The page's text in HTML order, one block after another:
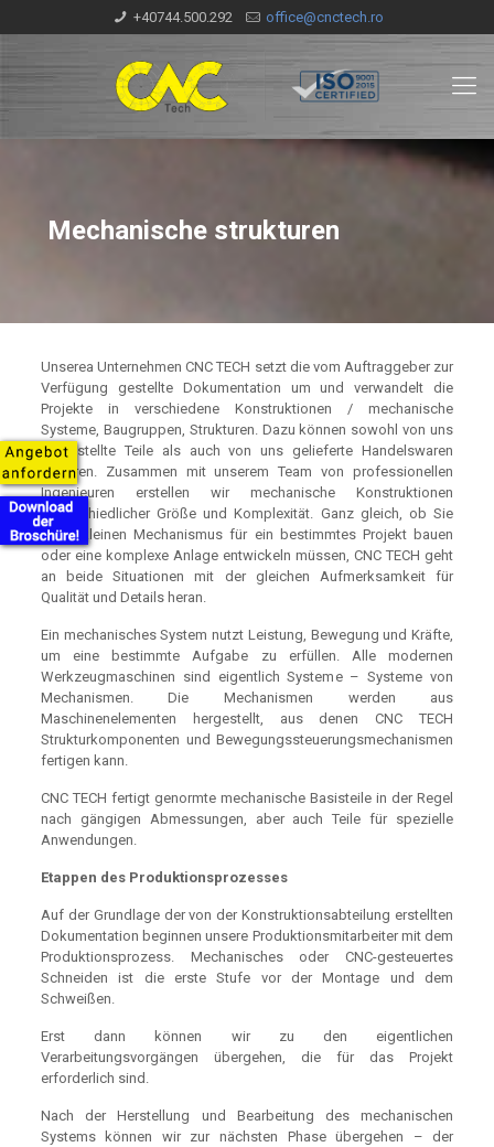
+40744.500.292 office@cnctech.ro
Mechanische strukturen
Unserea Unternehmen CNC TECH setzt die vom Auftraggeber zur
Verfügung gestellte Dokumentation um und verwandelt die
Projekte in verschiedene Konstruktionen / mechanische
Systeme, Baugruppen, Strukturen. Dazu können sowohl von uns
hergestellte Teile als auch von uns gelieferte Handelswaren
gehören. Zusammen mit unserem Team von professionellen
Ingenieuren erstellen wir mechanische Konstruktionen
unterschiedlicher Größe und Komplexität. Ganz gleich, ob Sie
einen kleinen Mechanismus für ein bestimmtes Projekt bauen
oder eine komplexe Anlage entwickeln müssen, CNC TECH geht
an beide Situationen mit der gleichen Aufmerksamkeit für
Qualität und Details heran.
Ein mechanisches System nutzt Leistung, Bewegung und Kräfte,
um eine bestimmte Aufgabe zu erfüllen. Alle modernen
Werkzeugmaschinen sind eigentlich Systeme – Systeme von
Mechanismen. Die Mechanismen werden aus
Maschinenelementen hergestellt, aus denen CNC TECH
Strukturkomponenten und Bewegungssteuerungsmechanismen
fertigen kann.
CNC TECH fertigt genormte mechanische Basisteile in der Regel
nach gängigen Abmessungen, aber auch Teile für spezielle
Anwendungen.
Etappen des Produktionsprozesses
Auf der Grundlage der von der Konstruktionsabteilung erstellten
Dokumentation beginnen unsere Produktionsmitarbeiter mit dem
Produktionsprozess. Mechanisches oder CNC-gesteuertes
Schneiden ist die erste Stufe vor der Montage und dem
Schweißen.
Erst dann können wir zu den eigentlichen
Verarbeitungsvorgängen übergehen, die für das Projekt
erforderlich sind.
Nach der Herstellung und Bearbeitung des mechanischen
Systems können wir zur nächsten Phase übergehen – der